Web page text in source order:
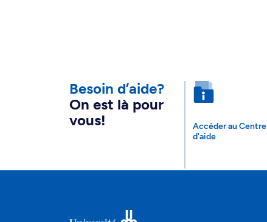
Besoin d’aide?
On est là pour
vous!
Accéder au Centre
d'aide